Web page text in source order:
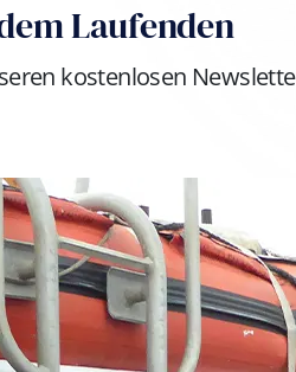
Laufenden
kostenlosen